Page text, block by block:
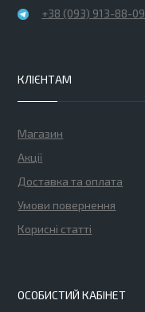
+38 (093) 913-88-09
КЛІЄНТАМ
Магазин
Акції
Доставка та оплата
Умови повернення
Корисні статті
ОСОБИСТИЙ КАБІНЕТ